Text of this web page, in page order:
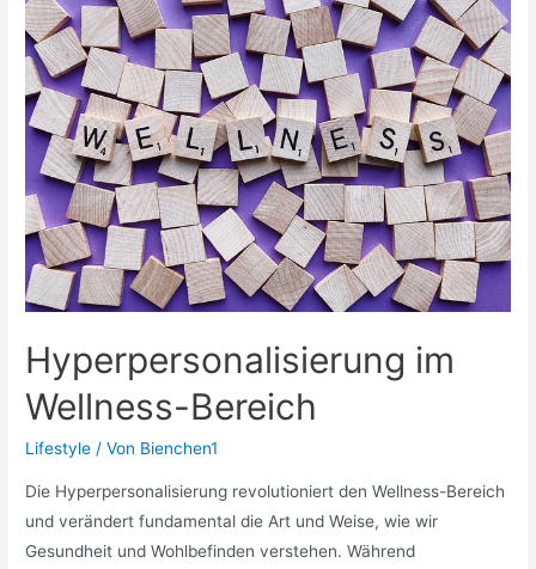
Trends
für
den
schönsten
Tag
im
Leben
Hyperpersonalisierung im
Wellness-Bereich
Lifestyle / Von Bienchen1
Die Hyperpersonalisierung revolutioniert den Wellness-Bereich
und verändert fundamental die Art und Weise, wie wir
Gesundheit und Wohlbefinden verstehen. Während